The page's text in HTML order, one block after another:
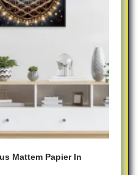
Mattem Papier In